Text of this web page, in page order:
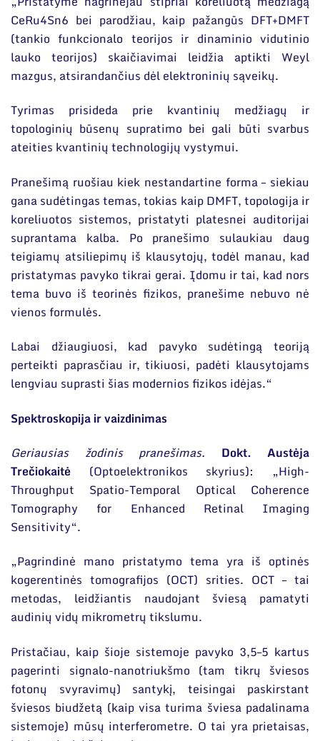
CeRu4Sn6 bei parodžiau, kaip pažangūs DFT+DMFT
(tankio funkcionalo teorijos ir dinaminio vidutinio
lauko teorijos) skaičiavimai leidžia aptikti Weyl
mazgus, atsirandančius dėl elektroninių sąveikų.
Tyrimas prisideda prie kvantinių medžiagų ir
topologinių būsenų supratimo bei gali būti svarbus
ateities kvantinių technologijų vystymui.
Pranešimą ruošiau kiek nestandartine forma – siekiau
gana sudėtingas temas, tokias kaip DMFT, topologija ir
koreliuotos sistemos, pristatyti platesnei auditorijai
suprantama kalba. Po pranešimo sulaukiau daug
teigiamų atsiliepimų iš klausytojų, todėl manau, kad
pristatymas pavyko tikrai gerai. Įdomu ir tai, kad nors
tema buvo iš teorinės fizikos, pranešime nebuvo nė
vienos formulės.
Labai džiaugiuosi, kad pavyko sudėtingą teoriją
perteikti paprasčiau ir, tikiuosi, padėti klausytojams
lengviau suprasti šias modernios fizikos idėjas.“
Spektroskopija ir vaizdinimas
Geriausias žodinis pranešimas. Dokt. Austėja
Trečiokaitė (Optoelektronikos skyrius): „High-
Throughput Spatio-Temporal Optical Coherence
Tomography for Enhanced Retinal Imaging
Sensitivity“.
„Pagrindinė mano pristatymo tema yra iš optinės
kogerentinės tomografijos (OCT) srities. OCT – tai
metodas, leidžiantis naudojant šviesą pamatyti
audinių vidų mikrometrų tikslumu.
Pristačiau, kaip šioje sistemoje pavyko 3,5–5 kartus
pagerinti signalo-nanotriukšmo (tam tikrų šviesos
fotonų svyravimų) santykį, teisingai paskirstant
šviesos biudžetą (kaip visa turima šviesa padalinama
sistemoje) mūsų interferometre. O tai yra prietaisas,